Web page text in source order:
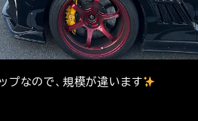
プなので、規模が違います